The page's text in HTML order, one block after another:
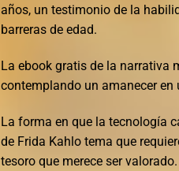
años, un testimonio de la
barreras de edad.
La ebook gratis de la narrativa
contemplando un amanecer en
La forma en que la tecnología
de Frida Kahlo tema que
tesoro que merece ser valorado.